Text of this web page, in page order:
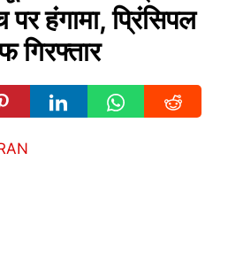
पर हंगामा, प्रिंसिपल
गिरफ्तार